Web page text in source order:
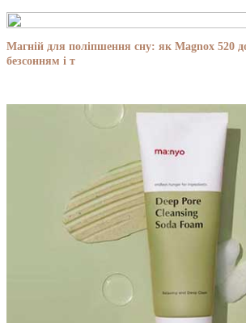
Магній для поліпшення сну: як Magnox 520
безсонням і т